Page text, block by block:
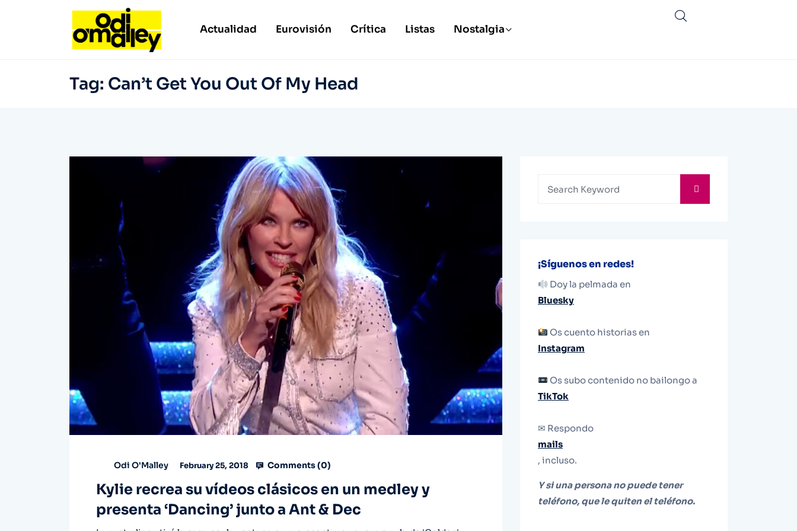
Actualidad Eurovisión Crítica Listas Nostalgia
Tag: Can’t Get You Out Of My Head
Odi O'Malley February 25, 2018 Comments (0)
Kylie recrea su vídeos clásicos en un medley y
presenta ‘Dancing’ junto a Ant & Dec
¡Síguenos en redes!
Doy la pelmada en
Bluesky
Os cuento historias en
Instagram
Os subo contenido no bailongo a
TikTok
✉ Respondo
mails
, incluso.
Y si una persona no puede tener
teléfono, que le quiten el teléfono.